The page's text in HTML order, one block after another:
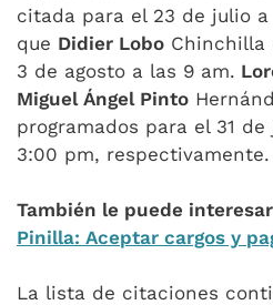
citada para el 23 de julio
que Didier Lobo Chinchilla
3 de agosto a las 9 am.
Miguel Ángel Pinto
programados para el 31
3:00 pm, respectivamente.
También le puede
Pinilla: Aceptar cargos y
La lista de citaciones